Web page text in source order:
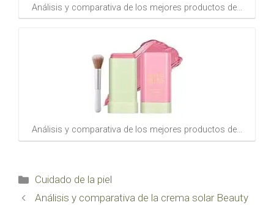
Análisis y comparativa de los mejores productos de…
Análisis y comparativa de los mejores productos de…
Categorías
Cuidado de la piel
Análisis y comparativa de la crema solar Beauty